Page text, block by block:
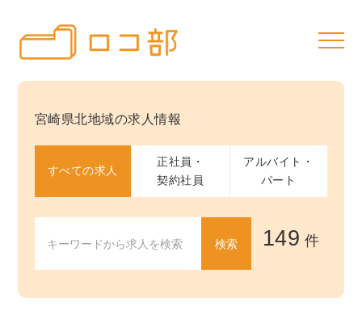
宮崎県北地域の求人情報
すべての求人
正社員・
契約社員
アルバイト・
パート
149 件